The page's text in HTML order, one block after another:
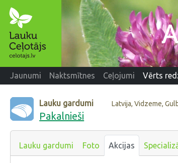
Jaunumi Naktsmītnes Ceļojumi Vērts
Lauku gardumi Latvija, Vidzeme,
Pakalnieši
Lauku gardumi Foto Akcijas